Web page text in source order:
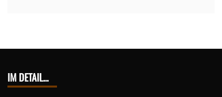
IM DETAIL…